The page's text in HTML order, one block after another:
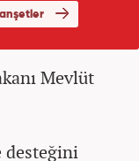
Mevlüt
desteğini